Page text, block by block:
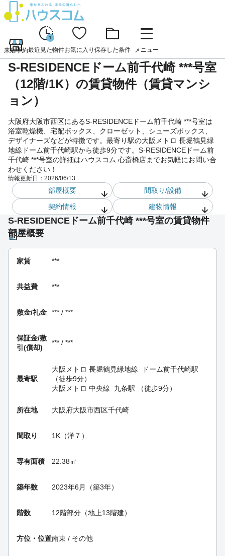
来店予約
1
最近見た物件お気に入り 保存した条件 メニュー
S-RESIDENCEドーム前千代崎 ***号室
（12階/1K）の賃貸物件（賃貸マンシ
ョン）
大阪府大阪市西区にあるS-RESIDENCEドーム前千代崎 ***号室は
浴室乾燥機、宅配ボックス、クローゼット、シューズボックス、
デザイナーズなどが特徴です。最寄り駅の大阪メトロ 長堀鶴見緑
地線ドーム前千代崎駅から徒歩9分です。S-RESIDENCEドーム前
千代崎 ***号室の詳細はハウスコム 心斎橋店までお気軽にお問い合
わせください！
情報更新日： 2026/06/13
部屋概要
間取り/設備
契約情報
建物情報
S-RESIDENCEドーム前千代崎 ***号室の賃貸物件
部屋概要
家賃 ***
共益費 ***
敷金/礼金 *** / ***
保証金/敷
引(償却)
*** / ***
最寄駅
大阪メトロ 長堀鶴見緑地線
ドーム前千代崎駅
（徒歩9分）
大阪メトロ 中央線
九条駅 （徒歩9分）
所在地 大阪府大阪市西区千代崎
間取り 1K（洋７）
専有面積 22.38㎡
築年数 2023年6月（築3年）
階数 12階部分（地上13階建）
方位・位置南東 / その他